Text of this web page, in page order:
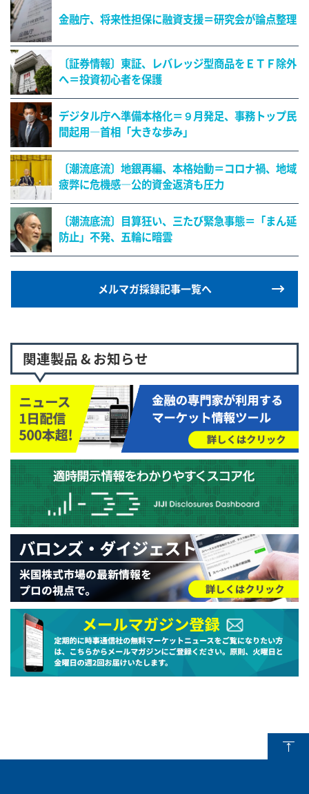
金融庁、将来性担保に融資支援＝研究会が論点整理
〔証券情報〕東証、レバレッジ型商品をＥＴＦ除外
へ＝投資初心者を保護
デジタル庁へ準備本格化＝９月発足、事務トップ民
間起用―首相「大きな歩み」
〔潮流底流〕地銀再編、本格始動＝コロナ禍、地域
疲弊に危機感―公的資金返済も圧力
〔潮流底流〕目算狂い、三たび緊急事態＝「まん延
防止」不発、五輪に暗雲
メルマガ採録記事一覧へ
関連製品 & お知らせ